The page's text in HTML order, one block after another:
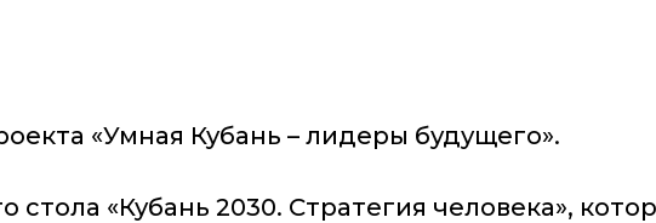
«Умная Кубань – лидеры будущего».
стола «Кубань 2030. Стратегия человека»,